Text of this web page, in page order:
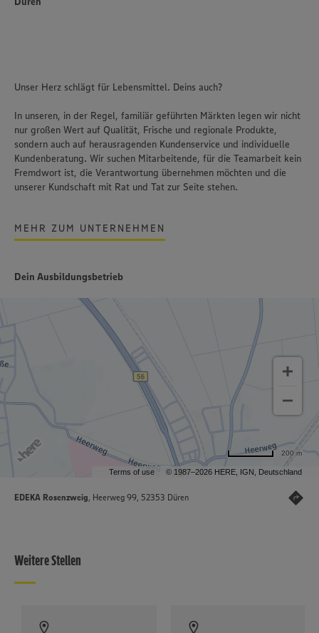
Unser Herz schlägt für Lebensmittel. Deins auch?
In unseren, in der Regel, familiär geführten Märkten legen wir nicht
nur großen Wert auf Qualität, Frische und regionale Produkte,
sondern auch auf herausragenden Kundenservice und individuelle
Kundenberatung. Wir suchen Mitarbeitende, für die Teamarbeit kein
Fremdwort ist, die Verantwortung übernehmen möchten und die
unserer Kundschaft mit Rat und Tat zur Seite stehen.
MEHR ZUM UNTERNEHMEN
Dein Ausbildungsbetrieb
Terms of use © 1987–2026 HERE, IGN, Deutschland
200 m
EDEKA Rosenzweig, Heerweg 99, 52353 Düren
Weitere Stellen